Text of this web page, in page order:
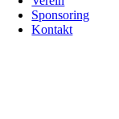
Sponsoring
Kontakt